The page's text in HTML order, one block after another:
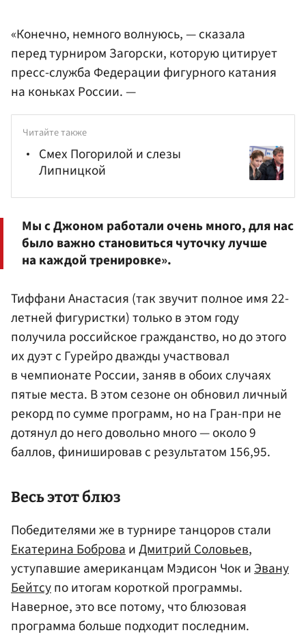
«Конечно, немного волнуюсь, — сказала
перед турниром Загорски, которую цитирует
пресс-служба Федерации фигурного катания
на коньках России. —
Читайте также
Смех Погорилой и слезы
Липницкой
Мы с Джоном работали очень много, для нас
было важно становиться чуточку лучше
на каждой тренировке».
Тиффани Анастасия (так звучит полное имя 22-
летней фигуристки) только в этом году
получила российское гражданство, но до этого
их дуэт с Гурейро дважды участвовал
в чемпионате России, заняв в обоих случаях
пятые места. В этом сезоне он обновил личный
рекорд по сумме программ, но на Гран-при не
дотянул до него довольно много — около 9
баллов, финишировав с результатом 156,95.
Весь этот блюз
Победителями же в турнире танцоров стали
Екатерина БоброваиДмитрий Соловьев,
уступавшие американцам Мэдисон Чок иЭвану
Бейтсупо итогам короткой программы.
Наверное, это все потому, что блюзовая
программа больше подходит последним.